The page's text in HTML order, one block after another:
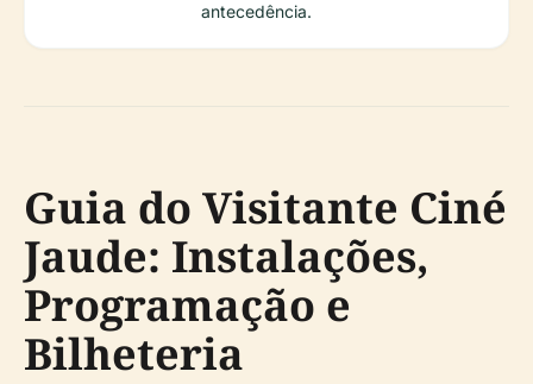
antecedência.
Guia do Visitante Ciné
Jaude: Instalações,
Programação e
Bilheteria